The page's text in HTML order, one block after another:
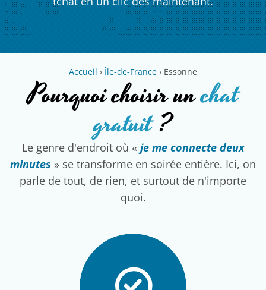
Accueil ›Île-de-France › Essonne
Pourquoi choisir unchat
gratuit?
Le genre d'endroit où « je me connecte deux
minutes » se transforme en soirée entière. Ici, on
parle de tout, de rien, et surtout de n'importe
quoi.